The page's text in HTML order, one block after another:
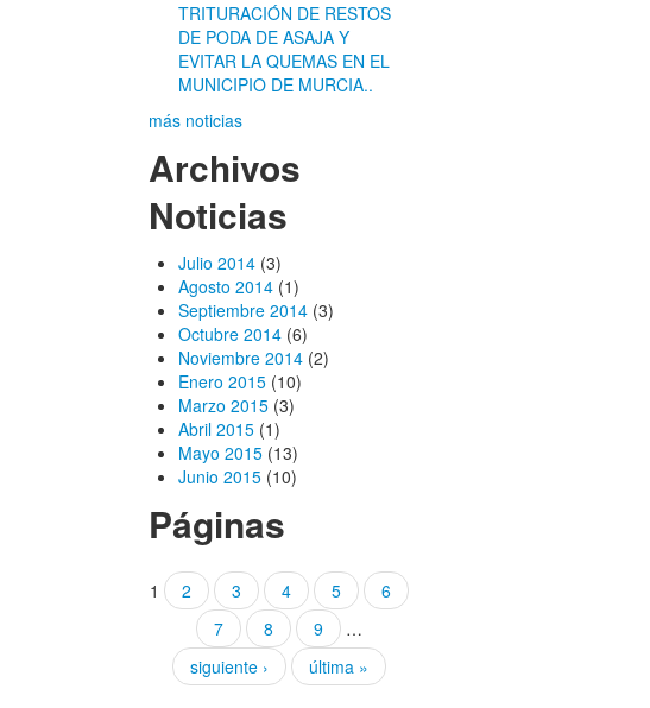
TRITURACIÓN DE RESTOS
DE PODA DE ASAJA Y
EVITAR LA QUEMAS EN EL
MUNICIPIO DE MURCIA..
más noticias
Archivos
Noticias
Julio 2014 (3)
Agosto 2014 (1)
Septiembre 2014 (3)
Octubre 2014 (6)
Noviembre 2014 (2)
Enero 2015 (10)
Marzo 2015 (3)
Abril 2015 (1)
Mayo 2015 (13)
Junio 2015 (10)
Páginas
1 2 3 4 5
6
7
8 9
…
siguiente ›
última »